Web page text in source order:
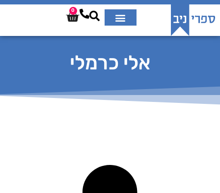
0
אלי כרמלי